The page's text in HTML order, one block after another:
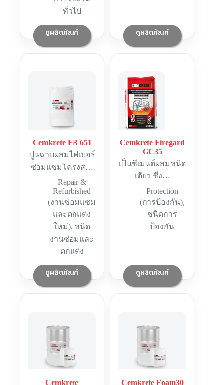
ทั่วไป
ดูผลิตภัณฑ์ ดูผลิตภัณฑ์
Cemkrete FB 651
ปูนฉาบผสมไฟเบอร์
ซ่อมแซมโครงส…
Repair &
Refurbished
(งานซ่อมแซม
และตกแต่ง
ใหม่), ชนิด
งานซ่อมและ
ตกแต่ง
ดูผลิตภัณฑ์
Cemkrete Firegard
GC35
เป็นซีเมนต์ผสมชนิด
เดียว ซึ่ง…
Protection
(การป้องกัน),
ชนิดการ
ป้องกัน
ดูผลิตภัณฑ์
Cemkrete
Cemkrete Foam30